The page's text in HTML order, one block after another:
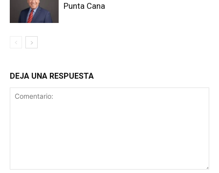
Punta Cana
DEJA UNA RESPUESTA